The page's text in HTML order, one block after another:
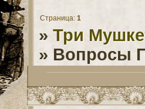
Страница:1
» Три
» Вопросы